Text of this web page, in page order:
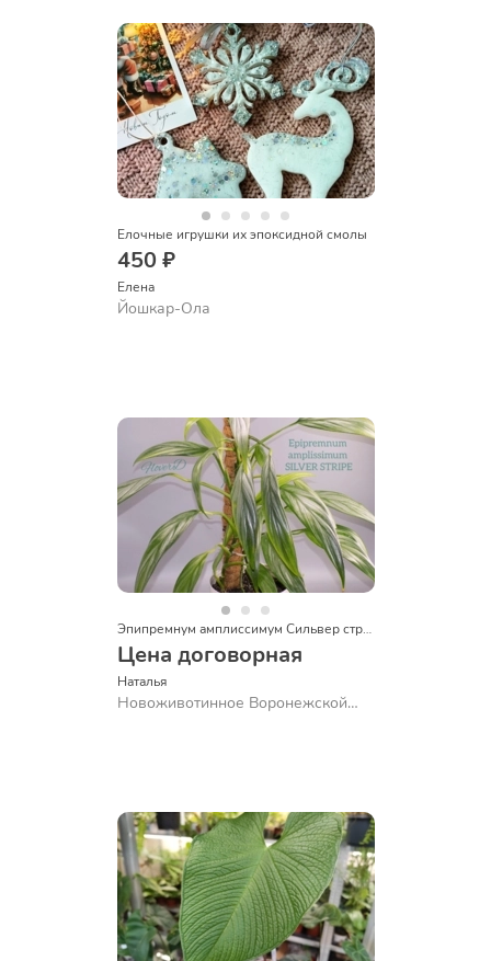
Елочные игрушки их эпоксидной смолы
450 ₽
Елена
Йошкар-Ола
Эпипремнум амплиссимум Сильвер страйп.
Цена договорная
Наталья
Новоживотинное Воронежской